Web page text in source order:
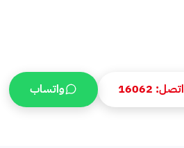
اتصل: 16062 واتساب